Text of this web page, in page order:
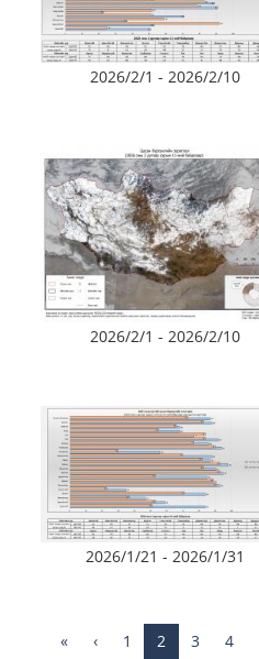
2026/2/1 - 2026/2/10
2026/2/1 - 2026/2/10
2026/1/21 - 2026/1/31
« ‹ 1 2 3 4